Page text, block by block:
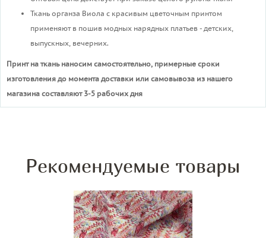
Ткань органза Виола с красивым цветочным принтом
применяют в пошив модных нарядных платьев - детских,
выпускных, вечерних.
Принт на ткань наносим самостоятельно, примерные сроки
изготовления до момента доставки или самовывоза из нашего
магазина составляют 3-5 рабочих дня
Рекомендуемые товары